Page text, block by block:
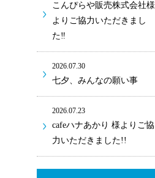
こんぴらや販売株式会社様
よりご協力いただきまし
た‼
2026.07.30
七夕、みんなの願い事
2026.07.23
cafeハナあかり 様よりご協
力いただきました!!